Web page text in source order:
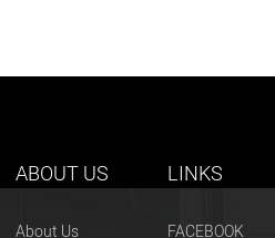
ABOUT US
About Us
LINKS
FACEBOOK